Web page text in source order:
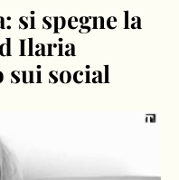
si spegne la
Ilaria
sui social